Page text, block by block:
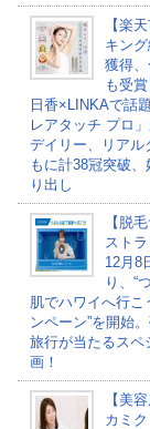
【楽
キン
獲得
も受
日香×LINKAで話
レアタッチ プロ
デイリー、リアル
もに計38冠突破、
り出し
【脱
ストラ
12月8
り、“
肌でハワイへ行こ
ンペーン”を開始
旅行が当たるスペ
画！
【美
カミ